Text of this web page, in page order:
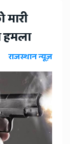
हमला
राजस्थान न्यूज़